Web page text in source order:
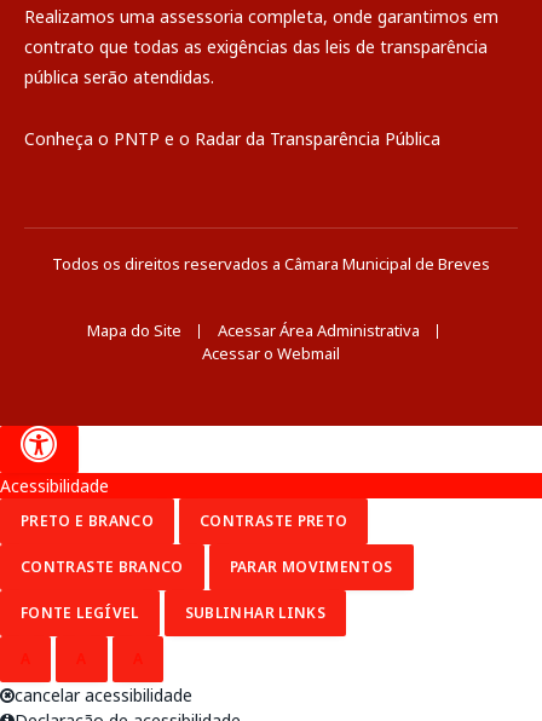
Realizamos uma assessoria completa, onde garantimos em
contrato que todas as exigências das leis de transparência
pública serão atendidas.
Conheça o PNTP e o Radar da Transparência Pública
Todos os direitos reservados a Câmara Municipal de Breves
Mapa do Site
Acessar Área Administrativa
Acessar o Webmail
Acessibilidade
PRETO E BRANCO CONTRASTE PRETO
CONTRASTE BRANCO PARAR MOVIMENTOS
FONTE LEGÍVEL SUBLINHAR LINKS
cancelar acessibilidade